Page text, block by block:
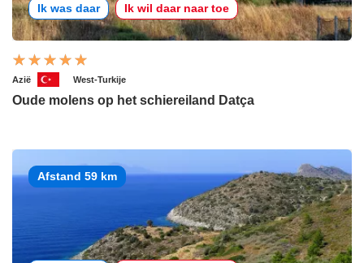
Ik was daar Ik wil daar naar toe
Azië West-Turkije
Oude molens op het schiereiland Datça
Afstand 59 km